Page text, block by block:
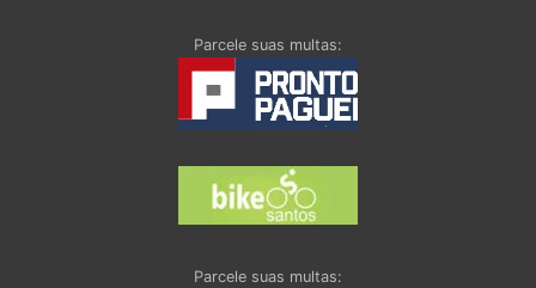
Parcele suas multas:
Parcele suas multas: